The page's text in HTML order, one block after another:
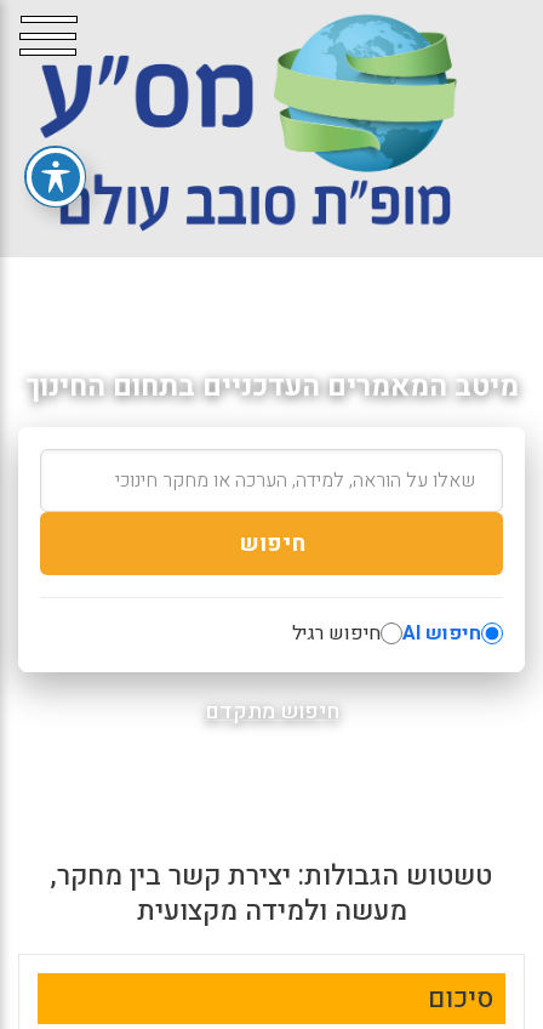
מיטב המאמרים העדכניים בתחום החינוך
חיפוש
חיפוש AI חיפוש רגיל
חיפוש מתקדם
טשטוש הגבולות: יצירת קשר בין מחקר,
מעשה ולמידה מקצועית
סיכום